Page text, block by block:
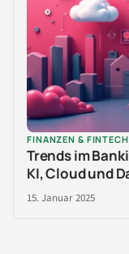
FINANZEN & FINTECH
Trends im
KI, Cloud und
15. Januar 2025